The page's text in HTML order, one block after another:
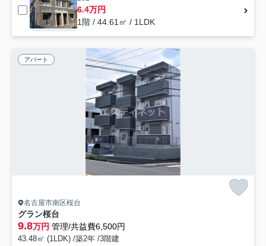
6.4万円
1階 / 44.61㎡ / 1LDK
アパート
名古屋市南区桜台
グラン桜台
9.8万円 管理/共益費6,500円
43.48㎡ (1LDK) /築2年 /3階建